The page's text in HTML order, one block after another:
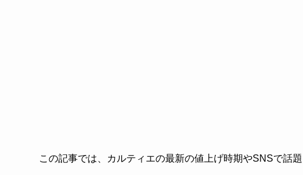
この記事では、カルティエの最新の値上げ時期やSNSで話